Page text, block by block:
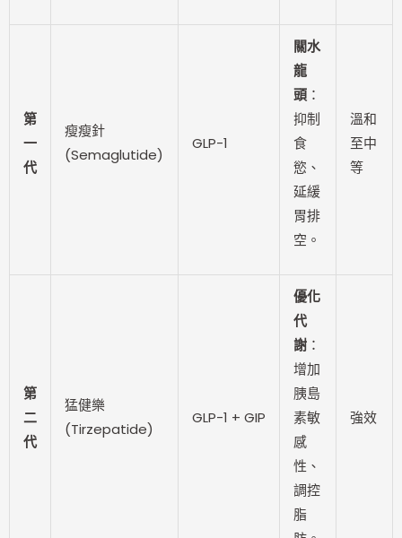
第
一
代
瘦瘦針
(Semaglutide)
GLP-1
關水
龍
頭 ：
抑制
食
慾、
延緩
胃排
空。
溫和
至中
等
第
二
代
猛健樂
(Tirzepatide)
GLP-1 + GIP
優化
代
謝 ：
增加
胰島
素敏
感
性、
調控
脂
強效